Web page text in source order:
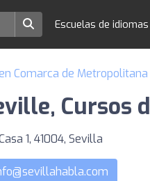
Escuelas de
Comarca de
Cursos
1, 41004, Sevilla